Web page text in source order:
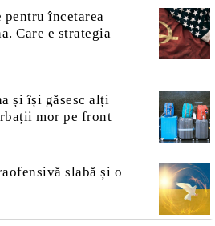
încetarea
Care e strategia
și își găsesc alți
mor pe front
slabă și o